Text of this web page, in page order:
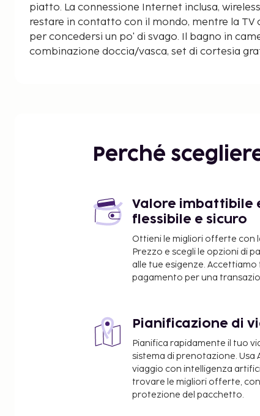
piatto. La connessione Internet inclusa,
restare in contatto con il mondo, mentre la TV
per concedersi un po' di svago. Il bagno in
combinazione doccia/vasca, set di cortesia
Oak Hill Park: 6,2 km
Vogt Visual Arts Center: 7,4 km
Gaelic Park: 8,4 km
Bremen Grove Dog Park: 8,4 km
Ravisloe Country Club: 8,5 km
Franciscan St. James Health - Olympia Fields:
Franciscan Health Olympia Fields: 8,9 km
Biblioteca pubblica di Harvey: 9,1 km
WellGroup HealthPartners: 9,4 km
Gli aeroporti più vicini sono:
Aeroporto di Chicago Midway (MDW): 49 km
Chicago O'Hare International Airport (ORD):
Chicago, IL (DPA-Aeroporto Dupage): 84,1 km
Chicago, IL (PWK-Chicago Executive): 73,7 km
Perché
Valore imbattibile
flessibile e sicuro
Ottieni le migliori offerte con
Prezzo e scegli le opzioni di
alle tue esigenze.
pagamento per una
Pianificazione di
Pianifica rapidamente il tuo
sistema di prenotazione. Usa
viaggio con intelligenza
trovare le migliori offerte,
protezione del pacchetto.